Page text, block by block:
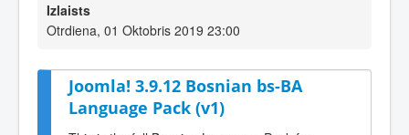
Izlaists
Otrdiena, 01 Oktobris 2019 23:00
Joomla! 3.9.12 Bosnian bs-BA
Language Pack (v1)